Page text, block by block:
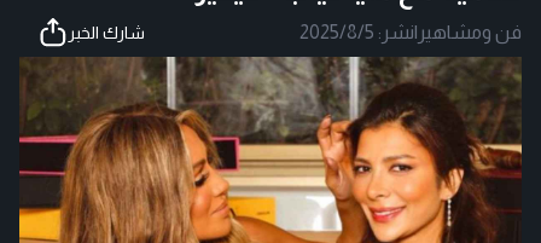
فن ومشاهير |نشر: 2025/8/5 شارك الخبر